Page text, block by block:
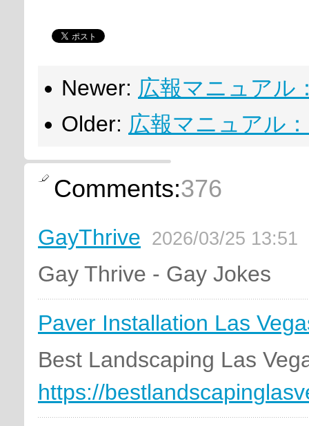
Newer: 広報マニュアル
Older: 広報マニュアル
Comments:376
GayThrive 2026/03/25 13:51
Gay Thrive - Gay Jokes
Paver Installation Las
Best Landscaping Las
https://